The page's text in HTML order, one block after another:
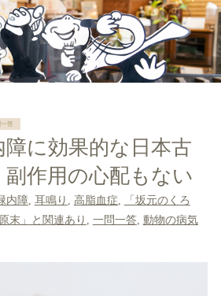
答
に効果的な日本古
作用の心配もない
内障, 耳鳴り , 高脂血症,
「坂元のくろ
末」と関連あり , 一問一答, 動物の病気